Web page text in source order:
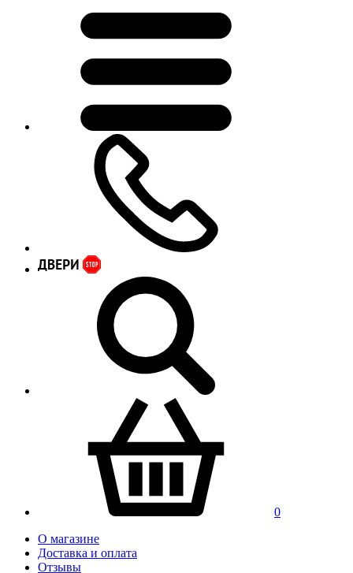
0
О магазине
Доставка и оплата
Отзывы